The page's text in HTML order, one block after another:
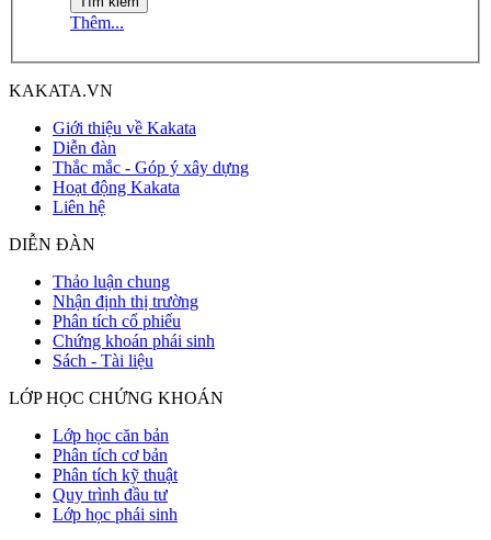
Thêm...
KAKATA.VN
Giới thiệu về Kakata
Diễn đàn
Thắc mắc - Góp ý xây dựng
Hoạt động Kakata
Liên hệ
DIỄN ĐÀN
Thảo luận chung
Nhận định thị trường
Phân tích cổ phiếu
Chứng khoán phái sinh
Sách - Tài liệu
LỚP HỌC CHỨNG KHOÁN
Lớp học căn bản
Phân tích cơ bản
Phân tích kỹ thuật
Quy trình đầu tư
Lớp học phái sinh